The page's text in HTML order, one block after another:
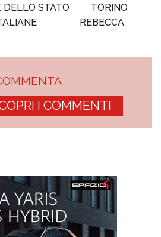
DELLO STATO
TORINO
REBECCA
I COMMENTI